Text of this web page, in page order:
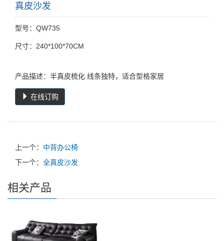
真皮沙发
型号：QW735
尺寸：240*100*70CM
产品描述：半真皮梳化 线条独特，适合型格家居
在线订购
上一个： 中背办公椅
下一个： 全真皮沙发
相关产品